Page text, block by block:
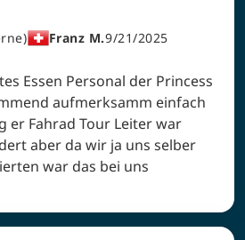
Franz M.9/21/2025
Essen Personal der Princess
aufmerksamm einfach
er Fahrad Tour Leiter war
aber da wir ja uns selber
war das bei uns